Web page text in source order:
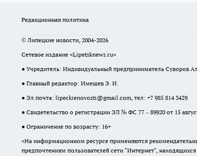
Редакционная политика
© Липецкие новости, 2004-2026
Сетевое издание «Lipetsknews.ru»
● Учредитель: Индивидуальный предприниматель Суворов
● Главный редактор: Имешев Э. И.
● Эл.почта: lipeckienovosti@gmail.com, тел: +7 985 814 3429
● Свидетельство о регистрации ЭЛ № ФС 77 – 89920 от 15
● Ограничение по возрасту: 16+
«На информационном ресурсе применяются
предпочтениям пользователей сети "Интернет",